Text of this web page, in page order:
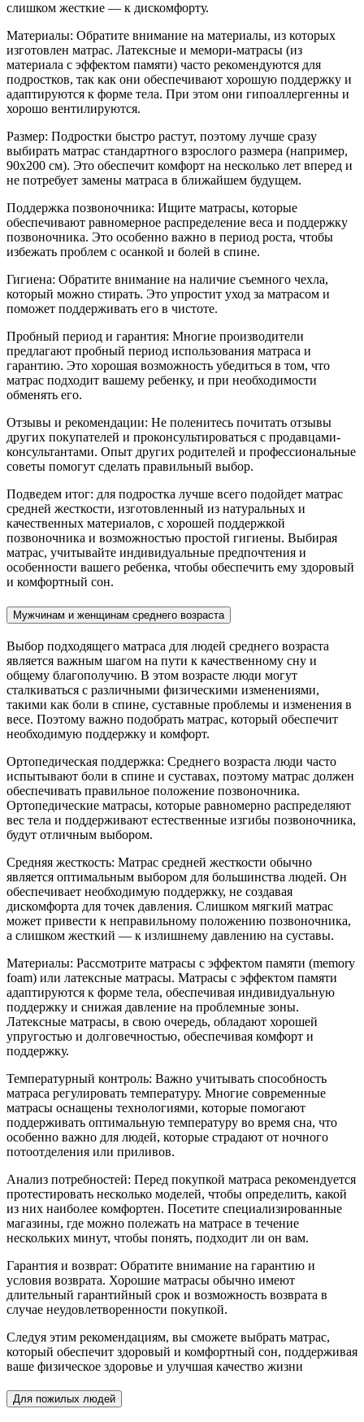
слишком жесткие — к дискомфорту.
Материалы: Обратите внимание на материалы, из которых
изготовлен матрас. Латексные и мемори-матрасы (из
материала с эффектом памяти) часто рекомендуются для
подростков, так как они обеспечивают хорошую поддержку и
адаптируются к форме тела. При этом они гипоаллергенны и
хорошо вентилируются.
Размер: Подростки быстро растут, поэтому лучше сразу
выбирать матрас стандартного взрослого размера (например,
90x200 см). Это обеспечит комфорт на несколько лет вперед и
не потребует замены матраса в ближайшем будущем.
Поддержка позвоночника: Ищите матрасы, которые
обеспечивают равномерное распределение веса и поддержку
позвоночника. Это особенно важно в период роста, чтобы
избежать проблем с осанкой и болей в спине.
Гигиена: Обратите внимание на наличие съемного чехла,
который можно стирать. Это упростит уход за матрасом и
поможет поддерживать его в чистоте.
Пробный период и гарантия: Многие производители
предлагают пробный период использования матраса и
гарантию. Это хорошая возможность убедиться в том, что
матрас подходит вашему ребенку, и при необходимости
обменять его.
Отзывы и рекомендации: Не поленитесь почитать отзывы
других покупателей и проконсультироваться с продавцами-
консультантами. Опыт других родителей и профессиональные
советы помогут сделать правильный выбор.
Подведем итог: для подростка лучше всего подойдет матрас
средней жесткости, изготовленный из натуральных и
качественных материалов, с хорошей поддержкой
позвоночника и возможностью простой гигиены. Выбирая
матрас, учитывайте индивидуальные предпочтения и
особенности вашего ребенка, чтобы обеспечить ему здоровый
и комфортный сон.
Мужчинам и женщинам среднего возраста
Выбор подходящего матраса для людей среднего возраста
является важным шагом на пути к качественному сну и
общему благополучию. В этом возрасте люди могут
сталкиваться с различными физическими изменениями,
такими как боли в спине, суставные проблемы и изменения в
весе. Поэтому важно подобрать матрас, который обеспечит
необходимую поддержку и комфорт.
Ортопедическая поддержка: Среднего возраста люди часто
испытывают боли в спине и суставах, поэтому матрас должен
обеспечивать правильное положение позвоночника.
Ортопедические матрасы, которые равномерно распределяют
вес тела и поддерживают естественные изгибы позвоночника,
будут отличным выбором.
Средняя жесткость: Матрас средней жесткости обычно
является оптимальным выбором для большинства людей. Он
обеспечивает необходимую поддержку, не создавая
дискомфорта для точек давления. Слишком мягкий матрас
может привести к неправильному положению позвоночника,
а слишком жесткий — к излишнему давлению на суставы.
Материалы: Рассмотрите матрасы с эффектом памяти (memory
foam) или латексные матрасы. Матрасы с эффектом памяти
адаптируются к форме тела, обеспечивая индивидуальную
поддержку и снижая давление на проблемные зоны.
Латексные матрасы, в свою очередь, обладают хорошей
упругостью и долговечностью, обеспечивая комфорт и
поддержку.
Температурный контроль: Важно учитывать способность
матраса регулировать температуру. Многие современные
матрасы оснащены технологиями, которые помогают
поддерживать оптимальную температуру во время сна, что
особенно важно для людей, которые страдают от ночного
потоотделения или приливов.
Анализ потребностей: Перед покупкой матраса рекомендуется
протестировать несколько моделей, чтобы определить, какой
из них наиболее комфортен. Посетите специализированные
магазины, где можно полежать на матрасе в течение
нескольких минут, чтобы понять, подходит ли он вам.
Гарантия и возврат: Обратите внимание на гарантию и
условия возврата. Хорошие матрасы обычно имеют
длительный гарантийный срок и возможность возврата в
случае неудовлетворенности покупкой.
Следуя этим рекомендациям, вы сможете выбрать матрас,
который обеспечит здоровый и комфортный сон, поддерживая
ваше физическое здоровье и улучшая качество жизни
Для пожилых людей